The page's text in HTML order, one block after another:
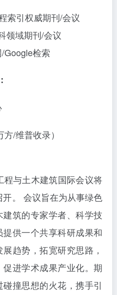
索引权威期刊/会议
领域期刊/会议
Google检索
/维普收录）
程与土木建筑国际会议将
。 会议旨在为从事绿色
筑的专家学者、科学技
供一个共享科研成果和
趋势，拓宽研究思路，
进学术成果产业化。期
撞思想的火花，携手引